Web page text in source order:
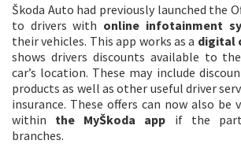
Škoda Auto had previously launched the
to drivers with online infotainment
their vehicles. This app works as a digital
shows drivers discounts available to
car’s location. These may include
products as well as other useful driver
insurance. These offers can now also be
within the MyŠkoda app if the
branches.